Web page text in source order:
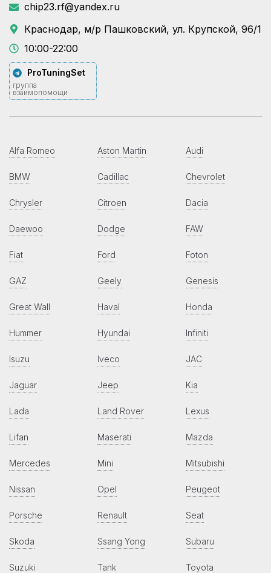
chip23.rf@yandex.ru
Краснодар, м/р Пашковский, ул. Крупской, 96/1
10:00-22:00
ProTuningSet
группа
взаимопомощи
Alfa Romeo Aston Martin Audi
BMW Cadillac Chevrolet
Chrysler Citroen Dacia
Daewoo Dodge FAW
Fiat Ford Foton
GAZ Geely Genesis
Great Wall Haval Honda
Hummer Hyundai Infiniti
Isuzu Iveco JAC
Jaguar Jeep Kia
Lada Land Rover Lexus
Lifan Maserati Mazda
Mercedes Mini Mitsubishi
Nissan Opel Peugeot
Porsche Renault Seat
Skoda Ssang Yong Subaru
Suzuki Tank Toyota